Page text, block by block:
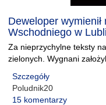
Deweloper
Wschodniego w
Za nieprzychylne teksty
zielonych. Wygnani
Szczegóły
Poludnik20
15 komentarzy